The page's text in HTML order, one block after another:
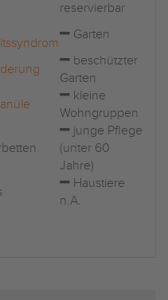
reservierbar
Garten
beschützter
Garten
kleine
Wohngruppen
junge Pflege
(unter 60
Jahre)
Haustiere
n.A.